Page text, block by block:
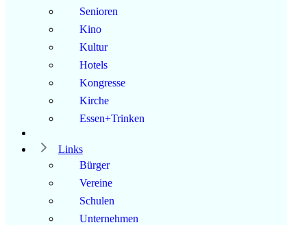
Senioren
Kino
Kultur
Hotels
Kongresse
Kirche
Essen+Trinken
Links
Bürger
Vereine
Schulen
Unternehmen